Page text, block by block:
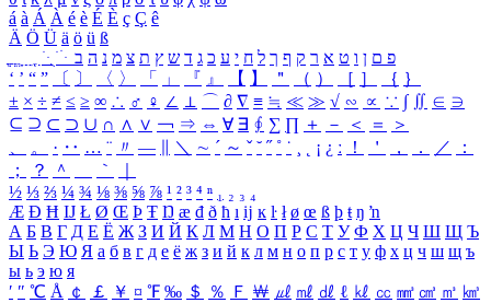
á à Á À é è É È ç Ç ê
Ä Ö Ü ä ö ü ß
ִֶֹ ֻּ ׁׂ פ ם ן ו ט א ר ק ף ך ל ח י ע כ ג ד ש ץ ת צ מ נ ה ב
‘ ’ “ ” 〔 〕 〈 〉 「 」 『 』 【 】 ＂ （ ） ［ ］ ｛ ｝
± × ÷ ≠ ≤ ≥ ∞ ∴ ♂ ♀ ∠ ⊥ ⌒ ∂ ∇ ≡ ≒ ≪ ≫ √ ∽ ∝ ∵ ∫ ∬ ∈ ∋
⊆ ⊇ ⊂ ⊃ ∪ ∩ ∧ ∨ ￢ ⇒ ⇔ ∀ ∃ ∮ ∑ ∏ ＋ － ＜ ＝
＞
、
。 · ‥ … ¨ 〃 ― ＼ ∼ ´ ～ ˇ ˘ ˝ ˚ ˙ ¸ ¡ ¿ ː ！ ＇ ， ． ／
：
；
？ ＾ ｀
½ ⅓ ⅔ ¼ ¾ ⅛ ⅜ ⅝ ⅞ ¹ ² ³ ⁴ ⁿ ₁ ₂ ₃ ₄
Æ Ð Ħ Ĳ Ł Ø Œ Þ Ŧ Ŋ æ đ ð ħ ı ĳ ĸ ŀ ł ø œ ß þ ŧ ŋ ŉ
А Б В Г Д Е Ё Ж З И Й К Л М Н О П Р С Т У Ф Х Ц Ч Ш Щ Ъ
Ы Ь Э Ю Я а б в г д е ё ж з и й к л м н о п р с т у ф х ц ч ш щ ъ
ы ь э ю я
′ ″ ℃ Å ￠ ￡ ￥ ¤ ℉ ‰ ＄ ％ Ｆ ￦ ㎕ ㎖ ㎗ ℓ ㎘ ㏄ ㎣ ㎤ ㎥ ㎦